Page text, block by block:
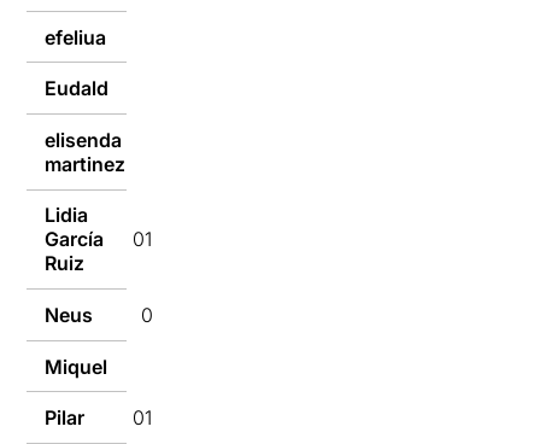
efeliua
Eudald
elisenda
martinez
Lidia
García
Ruiz
01/03/2023
Neus 01/03/2023
Miquel
Pilar 01/03/2023